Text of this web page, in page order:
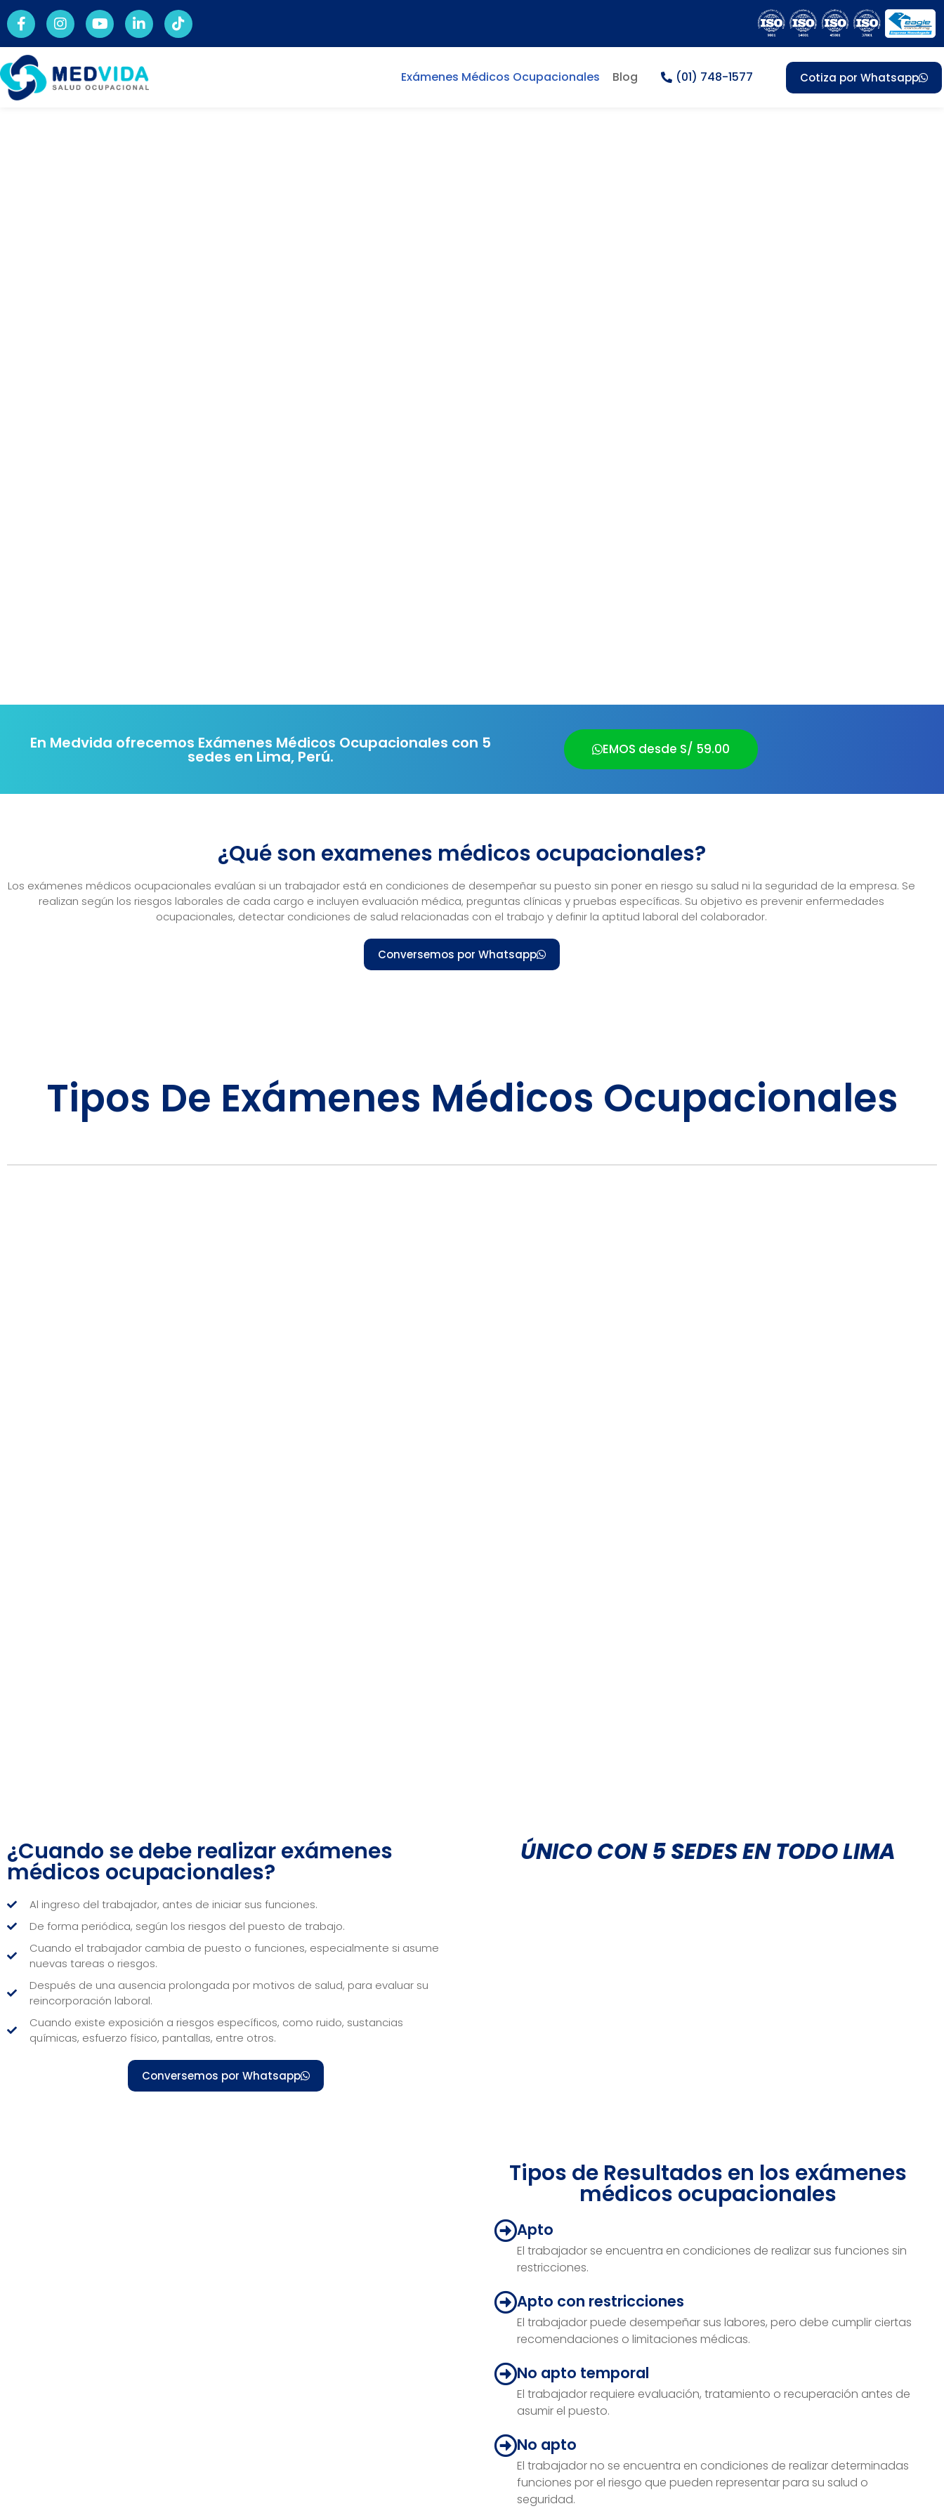
Exámenes Médicos Ocupacionales Blog (01) 748-1577 Cotiza por Whatsapp
En Medvida ofrecemos Exámenes Médicos Ocupacionales con 5
sedes en Lima, Perú. EMOS desde S/ 59.00
¿Qué son examenes médicos ocupacionales?
Los exámenes médicos ocupacionales evalúan si un trabajador está en condiciones de desempeñar su puesto sin poner en riesgo su salud ni la seguridad de la empresa. Se
realizan según los riesgos laborales de cada cargo e incluyen evaluación médica, preguntas clínicas y pruebas específicas. Su objetivo es prevenir enfermedades
ocupacionales, detectar condiciones de salud relacionadas con el trabajo y definir la aptitud laboral del colaborador.
Conversemos por Whatsapp
Tipos De Exámenes Médicos Ocupacionales
¿Cuando se debe realizar exámenes
médicos ocupacionales?
Al ingreso del trabajador, antes de iniciar sus funciones.
De forma periódica, según los riesgos del puesto de trabajo.
Cuando el trabajador cambia de puesto o funciones, especialmente si asume
nuevas tareas o riesgos.
Después de una ausencia prolongada por motivos de salud, para evaluar su
reincorporación laboral.
Cuando existe exposición a riesgos específicos, como ruido, sustancias
químicas, esfuerzo físico, pantallas, entre otros.
Conversemos por Whatsapp
ÚNICO CON 5 SEDES EN TODO LIMA
Tipos de Resultados en los exámenes
médicos ocupacionales
Apto
El trabajador se encuentra en condiciones de realizar sus funciones sin
restricciones.
Apto con restricciones
El trabajador puede desempeñar sus labores, pero debe cumplir ciertas
recomendaciones o limitaciones médicas.
No apto temporal
El trabajador requiere evaluación, tratamiento o recuperación antes de
asumir el puesto.
No apto
El trabajador no se encuentra en condiciones de realizar determinadas
funciones por el riesgo que pueden representar para su salud o
seguridad.